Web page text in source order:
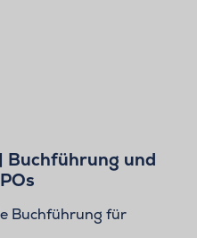
Buchführung und
Buchführung für